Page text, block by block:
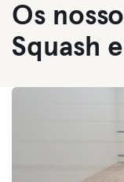
Os
Squash